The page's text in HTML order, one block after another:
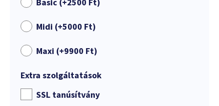
Midi (+5000 Ft)
Maxi (+9900 Ft)
Extra szolgáltatások
SSL tanúsítvány